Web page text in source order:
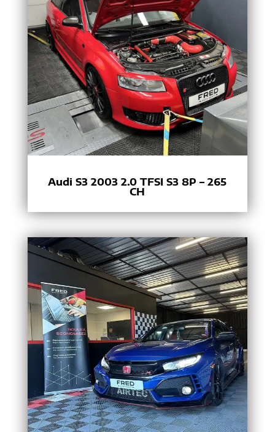
Audi S3 2003 2.0 TFSI S3 8P – 265
CH